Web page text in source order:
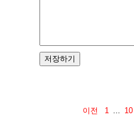
이전 1 ... 10